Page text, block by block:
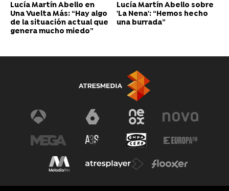
Lucía Martín Abello en
Una Vuelta Más: “Hay algo
de la situación actual que
genera mucho miedo”
Lucía Martín Abello sobre
'La Nena': “Hemos hecho
una burrada”